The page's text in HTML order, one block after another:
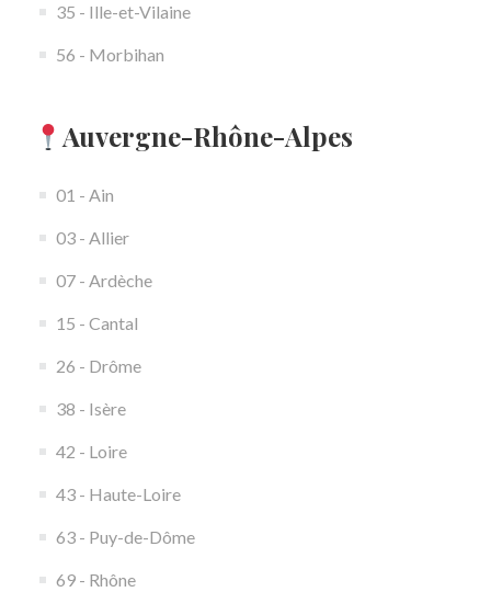
35 - Ille-et-Vilaine
56 - Morbihan
Auvergne-Rhône-Alpes
01 - Ain
03 - Allier
07 - Ardèche
15 - Cantal
26 - Drôme
38 - Isère
42 - Loire
43 - Haute-Loire
63 - Puy-de-Dôme
69 - Rhône